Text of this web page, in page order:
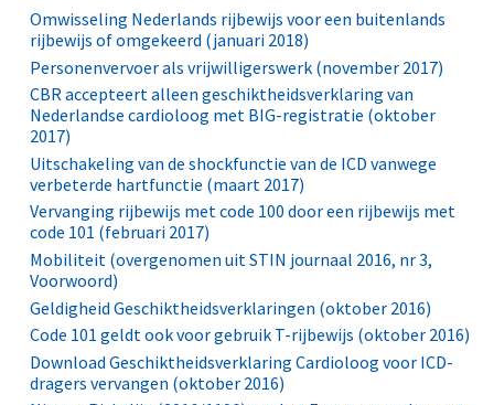
Omwisseling Nederlands rijbewijs voor een buitenlands
rijbewijs of omgekeerd (januari 2018)
Personenvervoer als vrijwilligerswerk (november 2017)
CBR accepteert alleen geschiktheidsverklaring van
Nederlandse cardioloog met BIG-registratie (oktober
2017)
Uitschakeling van de shockfunctie van de ICD vanwege
verbeterde hartfunctie (maart 2017)
Vervanging rijbewijs met code 100 door een rijbewijs met
code 101 (februari 2017)
Mobiliteit (overgenomen uit STIN journaal 2016, nr 3,
Voorwoord)
Geldigheid Geschiktheidsverklaringen (oktober 2016)
Code 101 geldt ook voor gebruik T-rijbewijs (oktober 2016)
Download Geschiktheidsverklaring Cardioloog voor ICD-
dragers vervangen (oktober 2016)